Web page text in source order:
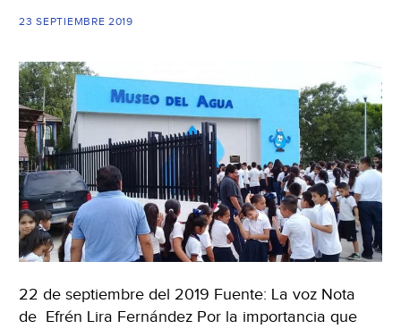
de
23 SEPTIEMBRE 2019
22 de septiembre del 2019 Fuente: La voz Nota
de Efrén Lira Fernández Por la importancia que